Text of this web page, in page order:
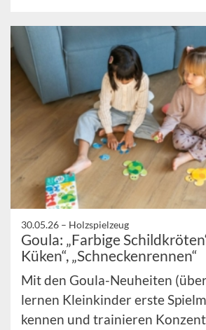
30.05.26 – Holzspielzeug
Goula: „Farbige
Küken“, „Schneckenrennen“
Mit den Goula-Neuheiten
lernen Kleinkinder erste
kennen und trainieren